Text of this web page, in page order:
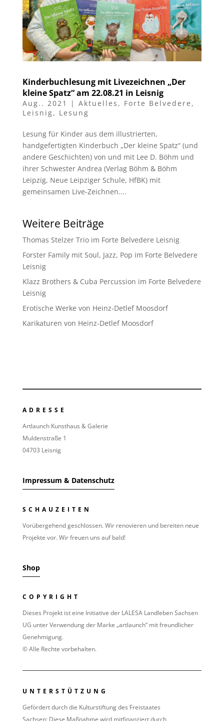
Kinderbuchlesung mit Livezeichnen „Der
kleine Spatz“ am 22.08.21 in Leisnig
Aug.. 2021 | Aktuelles , Forte Belvedere ,
Leisnig, Lesung
Lesung für Kinder aus dem illustrierten,
handgefertigten Kinderbuch „Der kleine Spatz“ (und
andere Geschichten) von und mit Lee D. Böhm und
ihrer Schwester Andrea (Verlag Böhm & Böhm
Leipzig, Neue Leipziger Schule, HfBK) mit
gemeinsamen Live-Zeichnen....
Weitere Beiträge
Thomas Stelzer Trio im Forte Belvedere Leisnig
Forster Family mit Soul, Jazz, Pop im Forte Belvedere
Leisnig
Klazz Brothers & Cuba Percussion im Forte Belvedere
Leisnig
Erotische Werke von Heinz-Detlef Moosdorf
Karikaturen von Heinz-Detlef Moosdorf
ADRESSE
Artlaunch Kunsthaus & Galerie
Muldenstraße 1
04703 Leisnig
Impressum & Datenschutz
SCHAUZEITEN
Vorübergehend geschlossen. Wir renovieren und bereiten neue
Projekte vor. Wir freuen uns auf bald!
Shop
COPYRIGHT
Dieses Projekt ist eine Initiative der LALESA Landleben Sachsen
UG unter Verwendung der Marke „artlaunch“ mit freundlicher
Genehmigung.
© Alle Rechte vorbehalten.
UNTERSTÜTZUNG
Gefördert durch die Kulturstiftung des Freistaates
Sachsen: Diese Maßnahme wird mitfinanziert durch